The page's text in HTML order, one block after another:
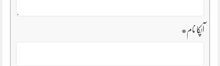
آپکا نام*